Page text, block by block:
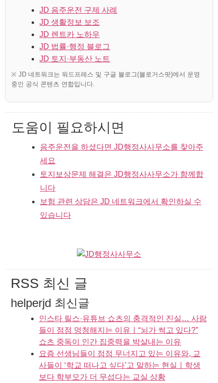
JD 음주운전 구제 사례
JD 생활정보 보조
JD 렌트카 노하우
JD 법률·행정 블로그
JD 토지·부동산 노트
※ JD 네트워크는 워드프레스 및 구글 블로그(블로거스팟)에서 운영
중인 공식 콘텐츠 연합입니다.
도움이 필요하시면
음주운전을 하셨다면 JD행정사사무소를 찾아주
세요
토지보상문제 해결은 JD행정사사무소가 함께합
니다
보험 관련 상담은 JD 네트워크에서 확인하실 수
있습니다
RSS 최신 글
helperjd 최신글
인스타 릴스·유튜브 쇼츠의 충격적인 진실… 사람
들이 점점 멍청해지는 이유ㅣ“뇌가 썩고 있다?”
쇼츠 중독이 인간 집중력을 박살내는 이유
요즘 선생님들이 점점 무너지고 있는 이유와, 교
사들이 ‘학교 떠나고 싶다’고 말하는 현실ㅣ학생
보다 학부모가 더 무섭다는 교실 상황